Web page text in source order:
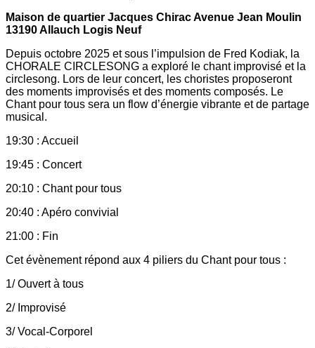
Maison de quartier Jacques Chirac Avenue Jean Moulin
13190 Allauch Logis Neuf
Depuis octobre 2025 et sous l’impulsion de Fred Kodiak, la
CHORALE CIRCLESONG a exploré le chant improvisé et la
circlesong. Lors de leur concert, les choristes proposeront
des moments improvisés et des moments composés. Le
Chant pour tous sera un flow d’énergie vibrante et de partage
musical.
19:30 : Accueil
19:45 : Concert
20:10 : Chant pour tous
20:40 : Apéro convivial
21:00 : Fin
Cet évènement répond aux 4 piliers du Chant pour tous :
1/ Ouvert à tous
2/ Improvisé
3/ Vocal-Corporel